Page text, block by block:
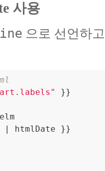
사용
으로 선언하
}}
| htmlDate }}